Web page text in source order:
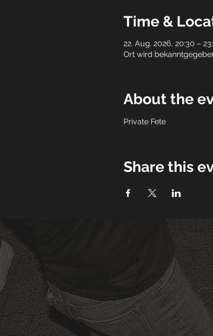
Time &
22. Aug. 2026, 20:30 –
Ort wird
About the
Private Fete
Share this